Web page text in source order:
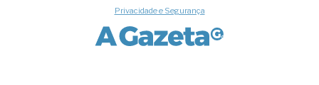
Privacidade e Segurança